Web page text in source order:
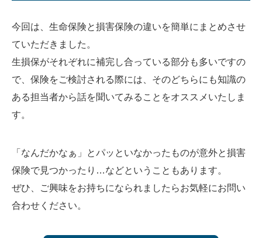
今回は、生命保険と損害保険の違いを簡単にまとめさせ
ていただきました。
生損保がそれぞれに補完し合っている部分も多いですの
で、保険をご検討される際には、そのどちらにも知識の
ある担当者から話を聞いてみることをオススメいたしま
す。
「なんだかなぁ」とパッといなかったものが意外と損害
保険で見つかったり…などということもあります。
ぜひ、ご興味をお持ちになられましたらお気軽にお問い
合わせください。